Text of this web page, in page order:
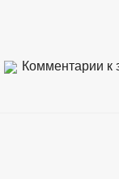
Комментарии к